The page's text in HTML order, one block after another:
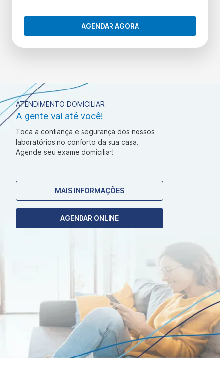
AGENDAR AGORA
ATENDIMENTO DOMICILIAR
A gente vai até você!
Toda a confiança e segurança dos nossos
laboratórios no conforto da sua casa.
Agende seu exame domiciliar!
MAIS INFORMAÇÕES
AGENDAR ONLINE